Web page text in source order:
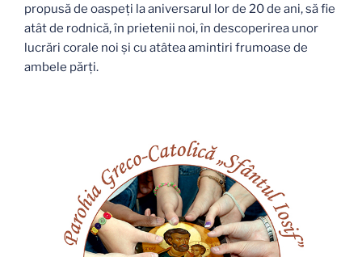
propusă de oaspeți la aniversarul lor de 20 de ani, să fie
atât de rodnică, în prietenii noi, în descoperirea unor
lucrări corale noi și cu atâtea amintiri frumoase de
ambele părți.